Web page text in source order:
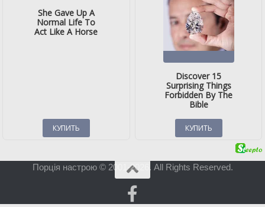
Порція настрою © 2001-2026. All Rights Reserved.